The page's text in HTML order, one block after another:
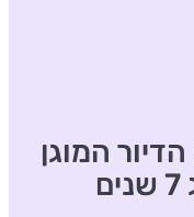
המוגן
מקבוצת עזריאלי, חוגג 7 שנים